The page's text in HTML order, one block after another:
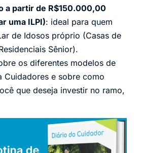
a partir de R$150.000,00
uma ILPI): ideal para quem
de Idosos próprio (Casas de
Sênior).
os diferentes modelos de
Cuidadores e sobre como
que deseja investir no ramo,